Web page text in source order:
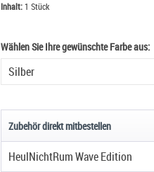
Inhalt:1 Stück
Wählen Sie Ihre gewünschte Farbe aus:
Wählen Sie Ihre gewünschte Farbe aus
Zubehör direkt mitbestellen
HeulNichtRum Wave Edition